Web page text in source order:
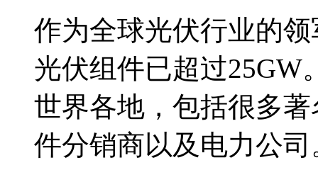
作为全球光伏行业的
光伏组件已超过25GW
世界各地，包括很多
件分销商以及电力公司